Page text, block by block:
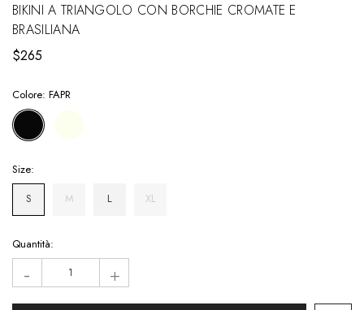
BIKINI A TRIANGOLO CON BORCHIE CROMATE E
BRASILIANA
$265
Colore: FAPR
Size:
S
M L XL
Hurry!
Only
left
Quantità:
- +